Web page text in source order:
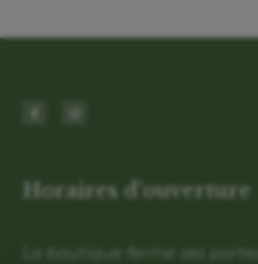
Horaires d'ouverture
La boutique ferme ses